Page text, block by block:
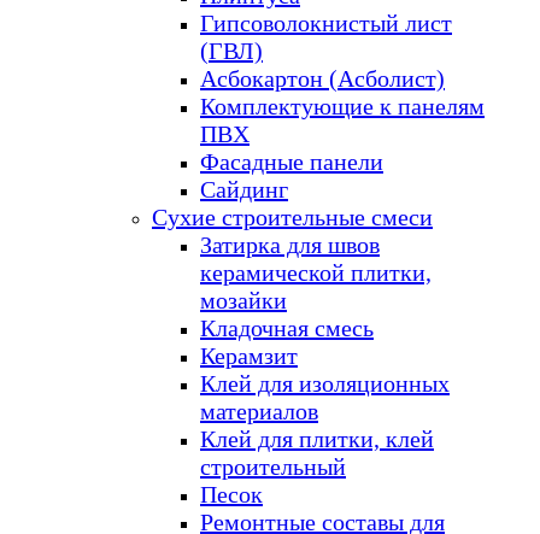
Гипсоволокнистый лист
(ГВЛ)
Асбокартон (Асболист)
Комплектующие к панелям
ПВХ
Фасадные панели
Сайдинг
Сухие строительные смеси
Затирка для швов
керамической плитки,
мозайки
Кладочная смесь
Керамзит
Клей для изоляционных
материалов
Клей для плитки, клей
строительный
Песок
Ремонтные составы для